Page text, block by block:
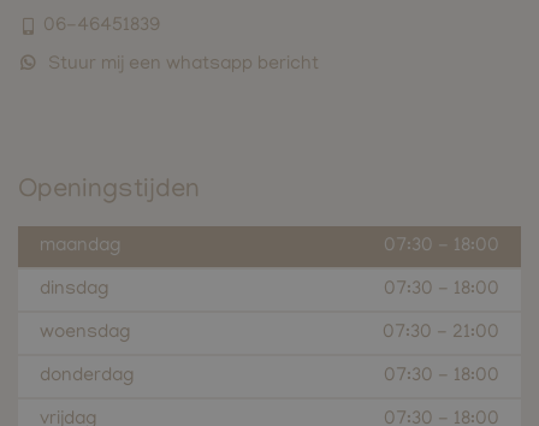
06-46451839
Stuur mij een whatsapp bericht
Openingstijden
maandag 07:30 - 18:00
dinsdag
07:30 - 18:00
woensdag
07:30 - 21:00
donderdag
07:30 - 18:00
vrijdag
07:30 - 18:00